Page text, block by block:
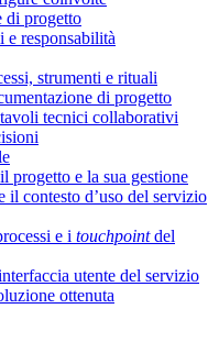
di progetto
responsabilità
strumenti e rituali
di progetto
tecnici collaborativi
progetto e la sua gestione
il contesto d’uso del servizio
e i touchpointdel
utente del servizio
ottenuta